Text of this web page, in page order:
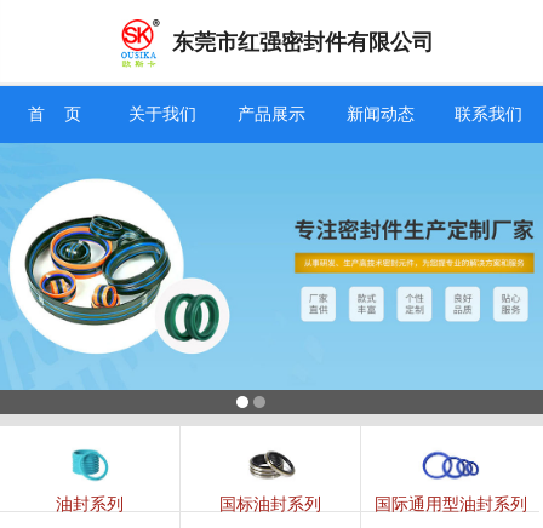
东莞市红强密封件有限公司
首 页 关于我们 产品展示 新闻动态 联系我们
油封系列 国标油封系列 国际通用型油封系列
搜索